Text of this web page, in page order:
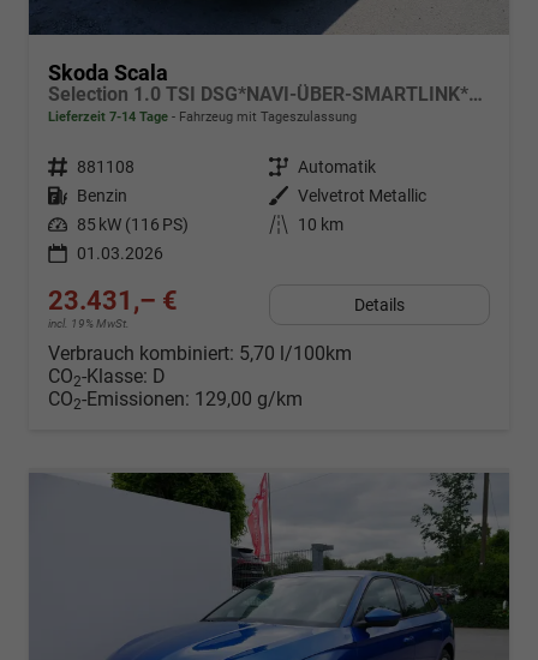
Skoda Scala
Selection 1.0 TSI DSG*NAVI-ÜBER-SMARTLINK*PDC-HI*LED*TEMPOMAT*SHZ*DAB*KLIMA
Lieferzeit 7-14 Tage Fahrzeug mit Tageszulassung
Fahrzeugnr. 881108 Getriebe Automatik
Kraftstoff Benzin Außenfarbe Velvetrot Metallic
Leistung 85 kW (116 PS) Kilometerstand
10 km
01.03.2026
23.431,– €
incl. 19% MwSt.
Details
Verbrauch kombiniert: 5,70 l/100km
CO2-Klasse: D
CO2-Emissionen: 129,00 g/km